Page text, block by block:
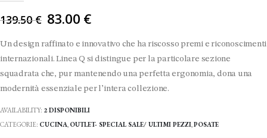
139.50€ Il
originale
era:
139.50 €.
83.00 €
Un design raffinato e innovativo che ha riscosso premi e riconoscimenti
internazionali. Linea Q si distingue per la particolare sezione
squadrata che, pur mantenendo una perfetta ergonomia, dona una
modernità essenziale per l’intera collezione.
AVAILABILITY: 2 DISPONIBILI
CATEGORIE: CUCINA, OUTLET- SPECIAL SALE/ ULTIMI PEZZI,POSATE